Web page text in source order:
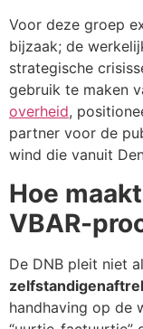
Voor deze groep
bijzaak; de
strategische
gebruik te maken
overheid,
partner voor de
wind die vanuit
Hoe
VBAR-
De DNB pleit niet
handhaving op de